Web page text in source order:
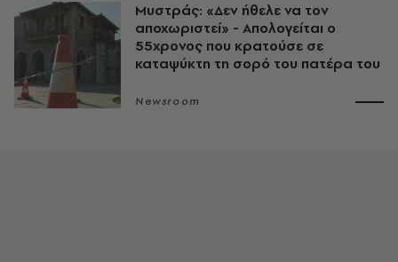
Μυστράς: «Δεν ήθελε να τον
αποχωριστεί» - Απολογείται ο
55χρονος που κρατούσε σε
καταψύκτη τη σορό του πατέρα του
Newsroom